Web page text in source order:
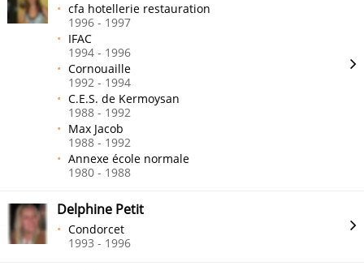
cfa hotellerie restauration
1996 - 1997
IFAC
1994 - 1996
Cornouaille
1992 - 1994
C.E.S. de Kermoysan
1988 - 1992
Max Jacob
1988 - 1992
Annexe école normale
1980 - 1988
Delphine Petit
Condorcet
1993 - 1996